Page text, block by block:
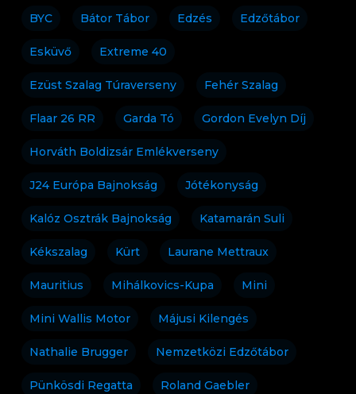
BYC Bátor Tábor Edzés Edzőtábor
Esküvő Extreme 40
Ezüst Szalag Túraverseny Fehér Szalag
Flaar 26 RR Garda Tó Gordon Evelyn Díj
Horváth Boldizsár Emlékverseny
J24 Európa Bajnokság Jótékonyság
Kalóz Osztrák Bajnokság Katamarán Suli
Kékszalag Kürt Laurane Mettraux
Mauritius Mihálkovics-Kupa Mini
Mini Wallis Motor Májusi Kilengés
Nathalie Brugger Nemzetközi Edzőtábor
Pünkösdi Regatta Roland Gaebler